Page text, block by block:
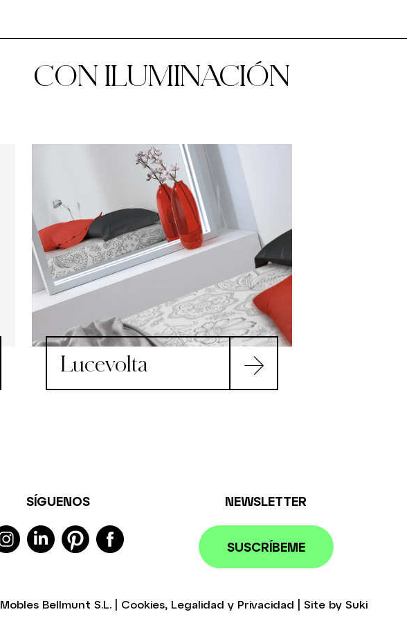
CON ILUMINACIÓN
Lucevolta
SÍGUENOS NEWSLETTER
SUSCRÍBEME
Mobles Bellmunt S.L. Cookies Legalidad y Privacidad Site by Suki